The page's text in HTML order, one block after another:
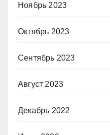
Ноябрь 2023
Октябрь 2023
Сентябрь 2023
Август 2023
Декабрь 2022